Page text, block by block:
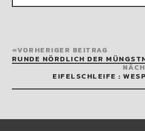
VORHERIGER BEITRAG
RUNDE NÖRDLICH DER
EIFELSCHLEIFE :